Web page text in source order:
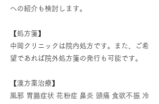
への紹介も検討します。
【処方箋】
中岡クリニックは院内処方です。また、ご希
望であれば院外処方箋の発行も可能です。
【漢方薬治療】
風邪 胃腸症状 花粉症 鼻炎 頭痛 食欲不振 冷